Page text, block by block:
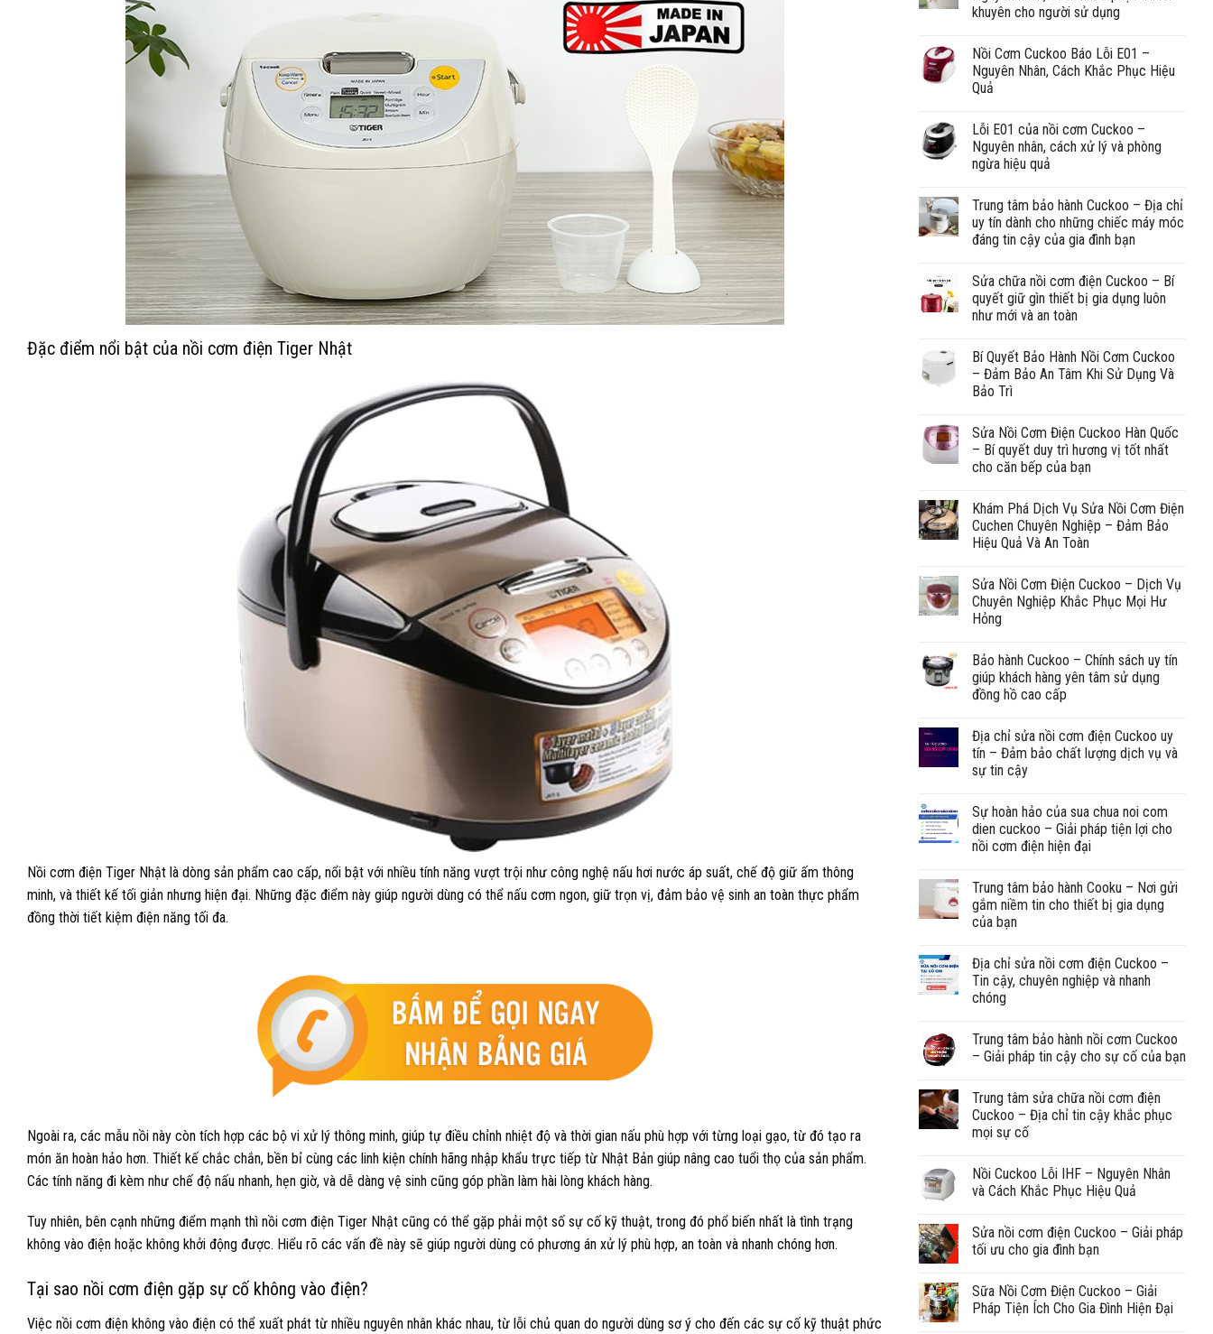
Đặc điểm nổi bật của nồi cơm điện Tiger Nhật
Nồi cơm điện Tiger Nhật là dòng sản phẩm cao cấp, nổi bật với nhiều tính năng vượt trội như công nghệ nấu hơi nước áp suất, chế độ giữ ấm thông
minh, và thiết kế tối giản nhưng hiện đại. Những đặc điểm này giúp người dùng có thể nấu cơm ngon, giữ trọn vị, đảm bảo vệ sinh an toàn thực phẩm
đồng thời tiết kiệm điện năng tối đa.
Ngoài ra, các mẫu nồi này còn tích hợp các bộ vi xử lý thông minh, giúp tự điều chỉnh nhiệt độ và thời gian nấu phù hợp với từng loại gạo, từ đó tạo ra
món ăn hoàn hảo hơn. Thiết kế chắc chắn, bền bỉ cùng các linh kiện chính hãng nhập khẩu trực tiếp từ Nhật Bản giúp nâng cao tuổi thọ của sản phẩm.
Các tính năng đi kèm như chế độ nấu nhanh, hẹn giờ, và dễ dàng vệ sinh cũng góp phần làm hài lòng khách hàng.
Tuy nhiên, bên cạnh những điểm mạnh thì nồi cơm điện Tiger Nhật cũng có thể gặp phải một số sự cố kỹ thuật, trong đó phổ biến nhất là tình trạng
không vào điện hoặc không khởi động được. Hiểu rõ các vấn đề này sẽ giúp người dùng có phương án xử lý phù hợp, an toàn và nhanh chóng hơn.
Tại sao nồi cơm điện gặp sự cố không vào điện?
Việc nồi cơm điện không vào điện có thể xuất phát từ nhiều nguyên nhân khác nhau, từ lỗi chủ quan do người dùng sơ ý cho đến các sự cố kỹ thuật phức
khuyên cho người sử dụng
Nồi Cơm Cuckoo Báo Lỗi E01 –
Nguyên Nhân, Cách Khắc Phục Hiệu
Quả
Lỗi E01 của nồi cơm Cuckoo –
Nguyên nhân, cách xử lý và phòng
ngừa hiệu quả
Trung tâm bảo hành Cuckoo – Địa chỉ
uy tín dành cho những chiếc máy móc
đáng tin cậy của gia đình bạn
Sửa chữa nồi cơm điện Cuckoo – Bí
quyết giữ gìn thiết bị gia dụng luôn
như mới và an toàn
Bí Quyết Bảo Hành Nồi Cơm Cuckoo
– Đảm Bảo An Tâm Khi Sử Dụng Và
Bảo Trì
Sửa Nồi Cơm Điện Cuckoo Hàn Quốc
– Bí quyết duy trì hương vị tốt nhất
cho căn bếp của bạn
Khám Phá Dịch Vụ Sửa Nồi Cơm Điện
Cuchen Chuyên Nghiệp – Đảm Bảo
Hiệu Quả Và An Toàn
Sửa Nồi Cơm Điện Cuckoo – Dịch Vụ
Chuyên Nghiệp Khắc Phục Mọi Hư
Hỏng
Bảo hành Cuckoo – Chính sách uy tín
giúp khách hàng yên tâm sử dụng
đồng hồ cao cấp
Địa chỉ sửa nồi cơm điện Cuckoo uy
tín – Đảm bảo chất lượng dịch vụ và
sự tin cậy
Sự hoàn hảo của sua chua noi com
dien cuckoo – Giải pháp tiện lợi cho
nồi cơm điện hiện đại
Trung tâm bảo hành Cooku – Nơi gửi
gắm niềm tin cho thiết bị gia dụng
của bạn
Địa chỉ sửa nồi cơm điện Cuckoo –
Tin cậy, chuyên nghiệp và nhanh
chóng
Trung tâm bảo hành nồi cơm Cuckoo
– Giải pháp tin cậy cho sự cố của bạn
Trung tâm sửa chữa nồi cơm điện
Cuckoo – Địa chỉ tin cậy khắc phục
mọi sự cố
Nồi Cuckoo Lỗi IHF – Nguyên Nhân
và Cách Khắc Phục Hiệu Quả
Sửa nồi cơm điện Cuckoo – Giải pháp
tối ưu cho gia đình bạn
Sữa Nồi Cơm Điện Cuckoo – Giải
Pháp Tiện Ích Cho Gia Đình Hiện Đại